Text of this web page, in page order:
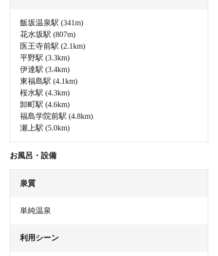
飯坂温泉駅 (341m)
花水坂駅 (807m)
医王寺前駅 (2.1km)
平野駅 (3.3km)
伊達駅 (3.4km)
東福島駅 (4.1km)
桜水駅 (4.3km)
卸町駅 (4.6km)
福島学院前駅 (4.8km)
瀬上駅 (5.0km)
お風呂・設備
泉質
単純温泉
利用シーン